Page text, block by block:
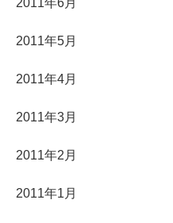
2011年6月
2011年5月
2011年4月
2011年3月
2011年2月
2011年1月